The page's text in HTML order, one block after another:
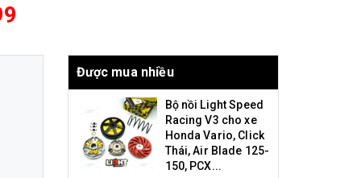
Được mua nhiều
Bộ nồi Light Speed
Racing V3 cho xe
Honda Vario, Click
Thái, Air Blade 125-
150, PCX...